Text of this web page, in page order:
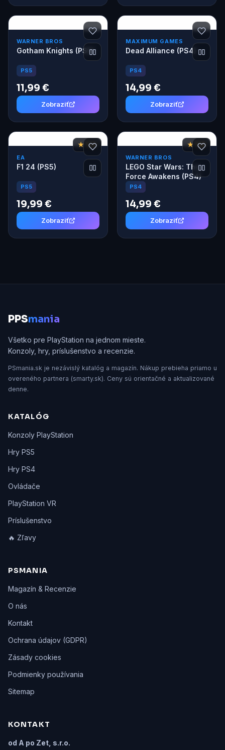
WARNER BROS
Gotham Knights (PS5)
PS5
11,99 €
Zobraziť
MAXIMUM GAMES
Dead Alliance (PS4)
PS4
14,99 €
Zobraziť
★ 7,4
EA
F1 24 (PS5)
PS5
19,99 €
Zobraziť
★ 7,8
WARNER BROS
LEGO Star Wars: The
Force Awakens (PS4)
PS4
14,99 €
Zobraziť
PPSmania
Všetko pre PlayStation na jednom mieste.
Konzoly, hry, príslušenstvo a recenzie.
PSmania.sk je nezávislý katalóg a magazín. Nákup prebieha priamo u
overeného partnera (smarty.sk). Ceny sú orientačné a aktualizované
denne.
KATALÓG
Konzoly PlayStation
Hry PS5
Hry PS4
Ovládače
PlayStation VR
Príslušenstvo
🔥 Zľavy
PSMANIA
Magazín & Recenzie
O nás
Kontakt
Ochrana údajov (GDPR)
Zásady cookies
Podmienky používania
Sitemap
KONTAKT
od A po Zet, s.r.o.